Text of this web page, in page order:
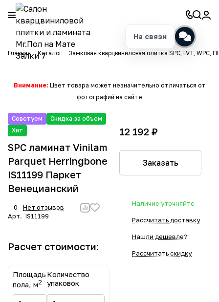
Главная Каталог Замковая кварцвиниловая плитка SPC, LVT, WPC,
Внимание: Цвет товара может незначительно отличаться от
фотографий на сайте
Советуем
Скидка за объем
Хит
SPC ламинат Vinilam
Parquet Herringbone
IS11199 Паркет
Венецианский
0
Нет отзывов
Арт. IS11199
Расчет стоимости:
Площадь
пола, м2
Количество
упаковок
12 192 ₽
Заказать
Наличие уточняйте
Рассчитать доставку
Нашли дешевле?
Рассчитать скидку
На связи